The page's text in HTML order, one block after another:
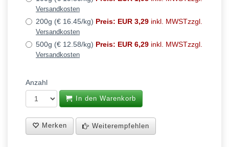
Versandkosten
200g (€ 16.45/kg) Preis: EUR 3,29 inkl. MWSTzzgl.
Versandkosten
500g (€ 12.58/kg) Preis: EUR 6,29 inkl. MWSTzzgl.
Versandkosten
Anzahl
In den Warenkorb
Merken Weiterempfehlen